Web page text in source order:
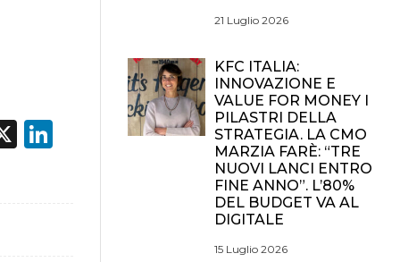
X LinkedIn
21 Luglio 2026
KFC ITALIA:
INNOVAZIONE E
VALUE FOR MONEY I
PILASTRI DELLA
STRATEGIA. LA CMO
MARZIA FARÈ: “TRE
NUOVI LANCI ENTRO
FINE ANNO”. L’80%
DEL BUDGET VA AL
DIGITALE
15 Luglio 2026